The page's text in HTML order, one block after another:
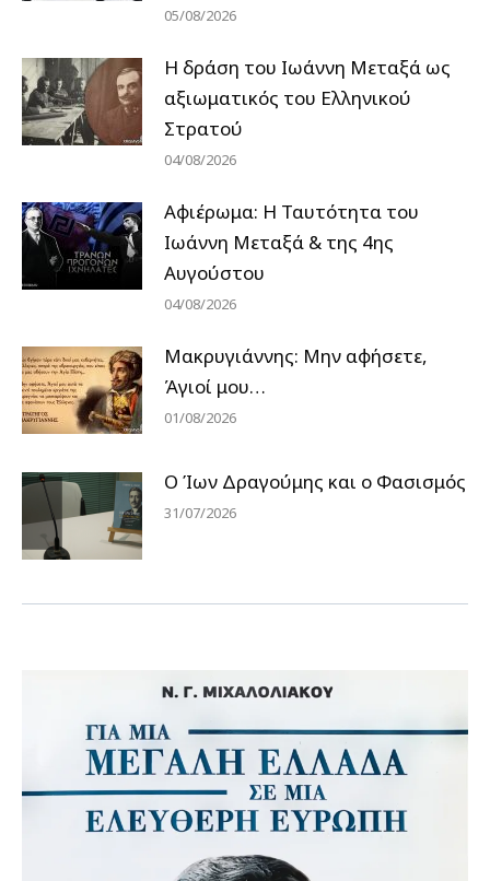
05/08/2026
H δράση του Ιωάννη Μεταξά ως
αξιωματικός του Ελληνικού
Στρατού
04/08/2026
Αφιέρωμα: Η Ταυτότητα του
Ιωάννη Μεταξά & της 4ης
Αυγούστου
04/08/2026
Μακρυγιάννης: Μην αφήσετε,
Άγιοί μου…
01/08/2026
Ο Ίων Δραγούμης και ο Φασισμός
31/07/2026